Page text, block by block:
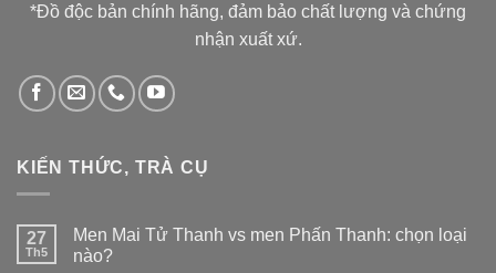
*Đồ độc bản chính hãng, đảm bảo chất lượng và chứng
nhận xuất xứ.
KIẾN THỨC, TRÀ CỤ
27
Th5
Men Mai Tử Thanh vs men Phấn Thanh: chọn loại
nào?